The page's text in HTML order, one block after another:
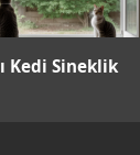
Kedi Sineklik